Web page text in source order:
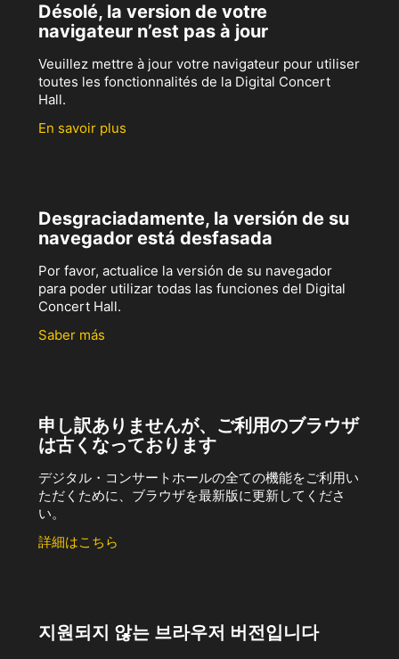
Désolé, la version de votre
navigateur n’est pas à jour
Veuillez mettre à jour votre navigateur pour utiliser
toutes les fonctionnalités de la Digital Concert
Hall.
En savoir plus
Desgraciadamente, la versión de su
navegador está desfasada
Por favor, actualice la versión de su navegador
para poder utilizar todas las funciones del Digital
Concert Hall.
Saber más
申し訳ありませんが、ご利用のブラウザ
は古くなっております
デジタル・コンサートホールの全ての機能をご利用い
ただくために、ブラウザを最新版に更新してくださ
い。
詳細はこちら
지원되지 않는 브라우저 버전입니다